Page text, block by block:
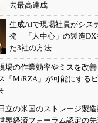
去最高達成
生成AIで現場社員がシス
発 「人中心」の製造DX
た3社の方法
場の作業効率やミスを改
「MiRZA」が可能にする
日立の米国のストレージ製造
界経済フォーラム認定の